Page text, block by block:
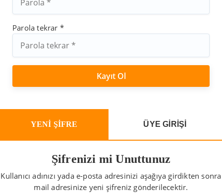
Parola tekrar *
YENİ ŞİFRE ÜYE GİRİŞİ
Şifrenizi mi Unuttunuz
Kullanıcı adınızı yada e-posta adresinizi aşağıya girdikten sonra
mail adresinize yeni şifreniz gönderilecektir.